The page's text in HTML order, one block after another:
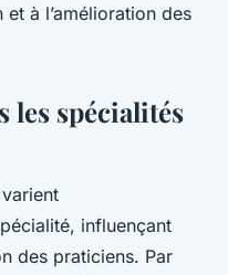
à l’amélioration des
les spécialités
varient
influençant
des praticiens. Par